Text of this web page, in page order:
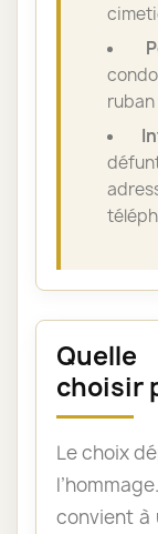
choisir
Le choix
convient à